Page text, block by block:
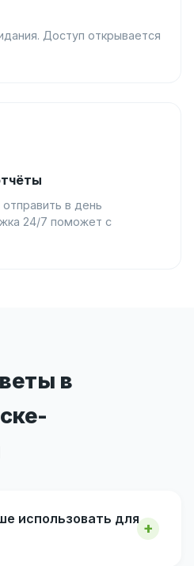
Доступ открывается
в день
24/7 поможет с
в
использовать для